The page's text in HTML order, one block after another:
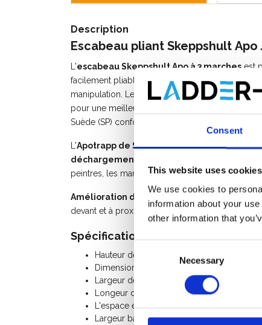
Consent
This website uses cookies
We use cookies to
information about your
other information that
Selection
Necessary
Description
Escabeau pliant Skeppshult Apo
L'escabeau Skeppshult Apo à 3 marches est
facilement pliable, facile à déplacer et compact
manipulation. Les marches laissent passer la
pour une meilleure adhérence. L'escalier a été
Suède (SP) conformément à la norme EN 131.
L'Apotrapp de Skeppshult avec 3 marches
déchargement des camions
peintres, les marqueurs de fenêtres et les
Amélioration de la santé et de la sécurité
devant et à proximité du mur ou de la façade.
Spécifications:
Hauteur de plate-forme: 68 cm
Dimensions de transport: 114 x 65 x 14 cm
Largeur de marches: 25 cm
Longeur de marches: 46 cm
L'espace entre les marches: 23 cm
Largeur base: 60 cm